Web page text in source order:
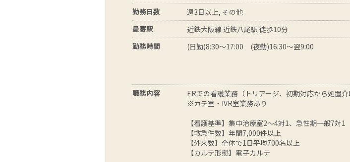
勤務日数
週3日以上, その他
最寄駅
近鉄大阪線 近鉄八尾駅 徒歩10分
勤務時間
(日勤)8:30～17:00 (夜勤)16:30～翌9:00
職務内容
ERでの看護業務（トリアージ、初期対応から処置介
※カテ室・IVR室業務あり
【看護基準】集中治療室2～4対1、急性期一般7対1
【救急件数】年間7,000件以上
【外来数】全体で1日平均700名以上
【カルテ形態】電子カルテ